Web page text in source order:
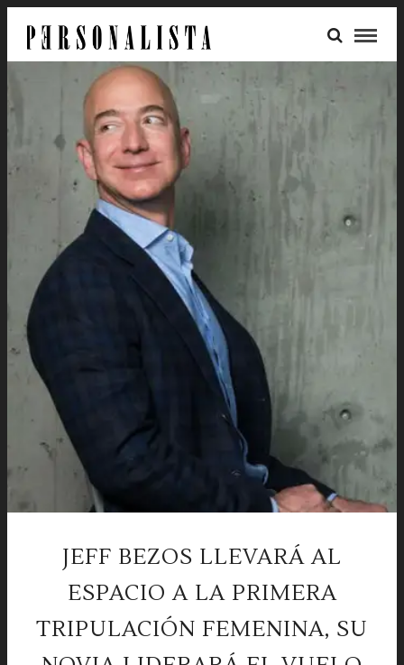
JEFF BEZOS LLEVARÁ AL
ESPACIO A LA PRIMERA
TRIPULACIÓN FEMENINA, SU